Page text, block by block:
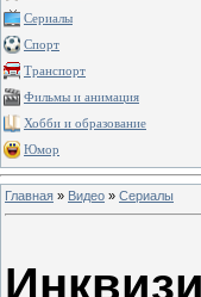
Сериалы
Спорт
Транспорт
Фильмы и анимация
Хобби и образование
Юмор
Главная » Видео » Сериалы